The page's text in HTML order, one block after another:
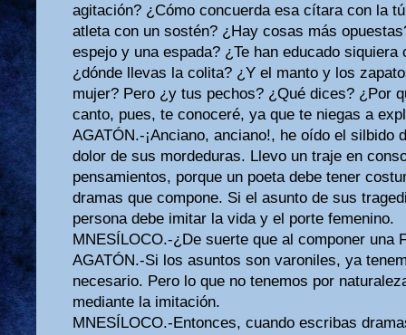
agitación? ¿Cómo concuerda esa cítara con la
atleta con un sostén? ¿Hay cosas más
espejo y una espada? ¿Te han educado
¿dónde llevas la colita? ¿Y el manto y los
mujer? Pero ¿y tus pechos? ¿Qué dices? ¿Por
canto, pues, te conoceré, ya que te niegas a
AGATÓN.-¡Anciano, anciano!, he oído el silbido
dolor de sus mordeduras. Llevo un traje en
pensamientos, porque un poeta debe tener
dramas que compone. Si el asunto de sus
persona debe imitar la vida y el porte femenino.
MNESÍLOCO.-¿De suerte que al componer una
AGATÓN.-Si los asuntos son varoniles, ya
necesario. Pero lo que no tenemos por
mediante la imitación.
MNESÍLOCO.-Entonces, cuando escribas